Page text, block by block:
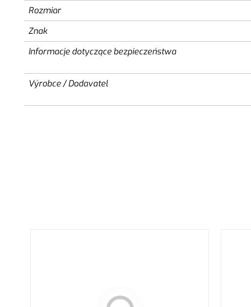
Rozmiar
Znak
Informacje dotyczące bezpieczeństwa
Výrobce / Dodavatel